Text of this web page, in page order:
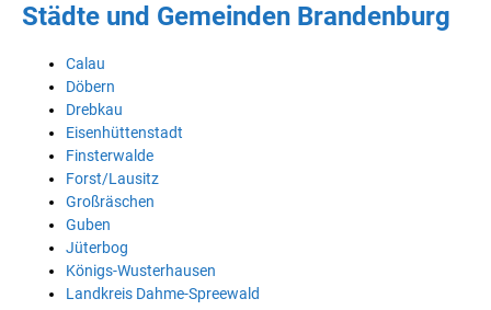
Städte und Gemeinden Brandenburg
Calau
Döbern
Drebkau
Eisenhüttenstadt
Finsterwalde
Forst/Lausitz
Großräschen
Guben
Jüterbog
Königs-Wusterhausen
Landkreis Dahme-Spreewald